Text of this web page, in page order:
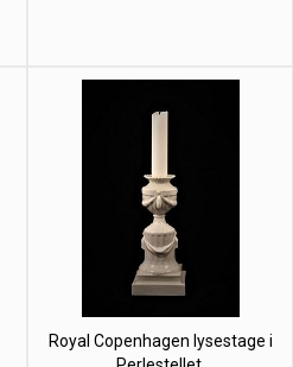
Royal Copenhagen lysestage i